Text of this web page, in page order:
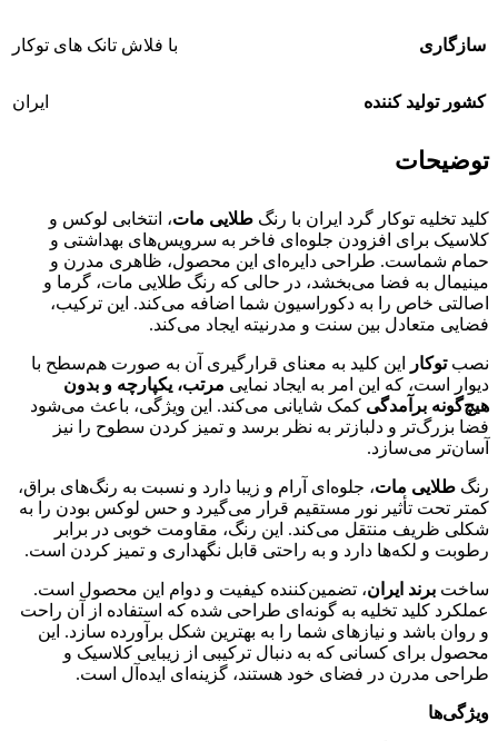
سازگاری با فلاش تانک های توکار
کشور تولید کننده ایران
توضیحات
کلید تخلیه توکار گرد ایران با رنگ طلایی مات، انتخابی لوکس و
کلاسیک برای افزودن جلوه‌ای فاخر به سرویس‌های بهداشتی و
حمام شماست. طراحی دایره‌ای این محصول، ظاهری مدرن و
مینیمال به فضا می‌بخشد، در حالی که رنگ طلایی مات، گرما و
اصالتی خاص را به دکوراسیون شما اضافه می‌کند. این ترکیب،
فضایی متعادل بین سنت و مدرنیته ایجاد می‌کند.
نصبتوکار
این کلید به معنای قرارگیری آن به صورت هم‌سطح با
دیوار است، که این امر به ایجاد نمایی مرتب، یکپارچه و بدون
هیچ‌گونه برآمدگی کمک شایانی می‌کند. این ویژگی، باعث می‌شود
فضا بزرگ‌تر و دلبازتر به نظر برسد و تمیز کردن سطوح را نیز
آسان‌تر می‌سازد.
رنگ طلایی مات، جلوه‌ای آرام و زیبا دارد و نسبت به رنگ‌های براق،
کمتر تحت تأثیر نور مستقیم قرار می‌گیرد و حس لوکس بودن را به
شکلی ظریف منتقل می‌کند. این رنگ، مقاومت خوبی در برابر
رطوبت و لکه‌ها دارد و به راحتی قابل نگهداری و تمیز کردن است.
ساخت برند ایران، تضمین‌کننده کیفیت و دوام این محصول است.
عملکرد کلید تخلیه به گونه‌ای طراحی شده که استفاده از آن راحت
و روان باشد و نیازهای شما را به بهترین شکل برآورده سازد. این
محصول برای کسانی که به دنبال ترکیبی از زیبایی کلاسیک و
طراحی مدرن در فضای خود هستند، گزینه‌ای ایده‌آل است.
ویژگی‌ها